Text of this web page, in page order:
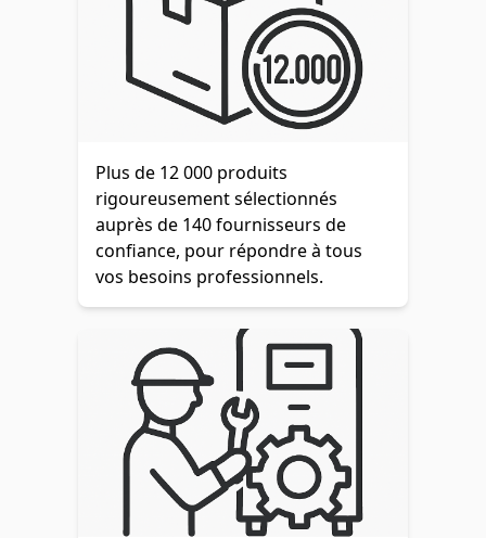
Plus de 12 000 produits
rigoureusement sélectionnés
auprès de 140 fournisseurs de
confiance, pour répondre à tous
vos besoins professionnels.